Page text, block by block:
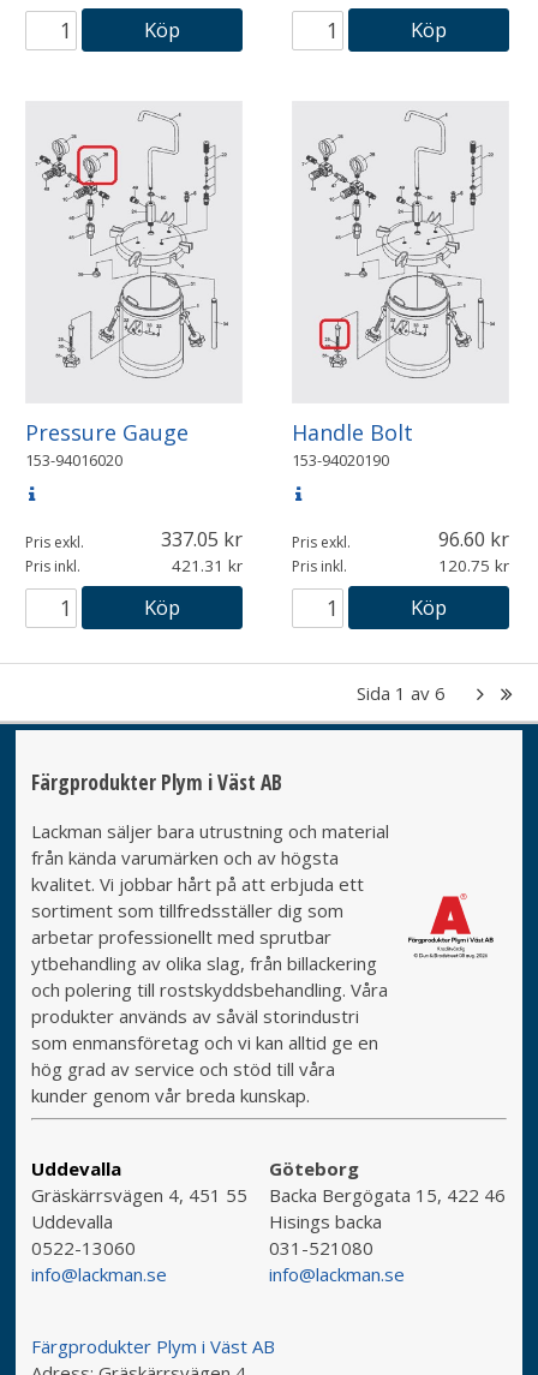
Köp Köp
Pressure Gauge
153-94016020
Pris exkl. 337.05
Pris inkl. 421.31
Köp
Handle Bolt
153-94020190
Pris exkl. 96.60
Pris inkl. 120.75
Köp
Sida 1 av 6
Färgprodukter Plym i Väst AB
Lackman säljer bara utrustning och material
från kända varumärken och av högsta
kvalitet. Vi jobbar hårt på att erbjuda ett
sortiment som tillfredsställer dig som
arbetar professionellt med sprutbar
ytbehandling av olika slag, från billackering
och polering till rostskyddsbehandling. Våra
produkter används av såväl storindustri
som enmansföretag och vi kan alltid ge en
hög grad av service och stöd till våra
kunder genom vår breda kunskap.
Uddevalla
Gräskärrsvägen 4, 451 55
Uddevalla
0522-13060
info@lackman.se
Göteborg
Backa Bergögata 15, 422 46
Hisings backa
031-521080
info@lackman.se
Färgprodukter Plym i Väst AB